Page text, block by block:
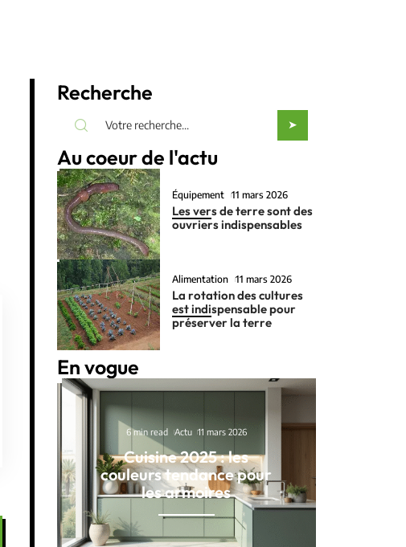
Recherche
Au coeur de l'actu
Équipement 11 mars 2026
Les vers de terre sont des
ouvriers indispensables
Alimentation 11 mars 2026
La rotation des cultures
est indispensable pour
préserver la terre
En vogue
6 min read Actu 11 mars 2026
Cuisine 2025 : les
couleurs tendance pour
les armoires